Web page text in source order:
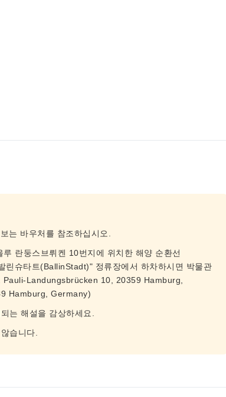
는 바우처를 참조하십시오.
란둥스브뤼켄 10번지에 위치한 해양 순환선
슈타트(BallinStadt)" 정류장에서 하차하시면 박물관
Landungsbrücken 10, 20359 Hamburg,
Hamburg, Germany)
는 해설을 감상하세요.
습니다.